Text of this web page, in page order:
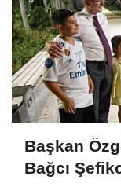
Başkan
Bağcı